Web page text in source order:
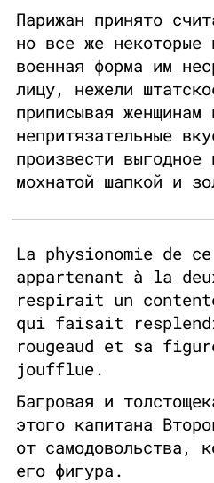
Парижан принято
но все же
военная форма им
лицу, нежели
приписывая женщинам
непритязательные
произвести выгодное
мохнатой шапкой и
La physionomie de
appartenant à la
respirait un
qui faisait
rougeaud et sa
joufflue.
Багровая и
этого капитана
от самодовольства,
его фигура.